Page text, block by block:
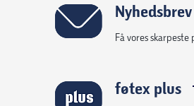
Nyhedsbrev
Få vores
føtex plus